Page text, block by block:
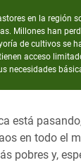
en la región
Millones han
de cultivos se
acceso
necesidades
está
en todo el
pobres y,